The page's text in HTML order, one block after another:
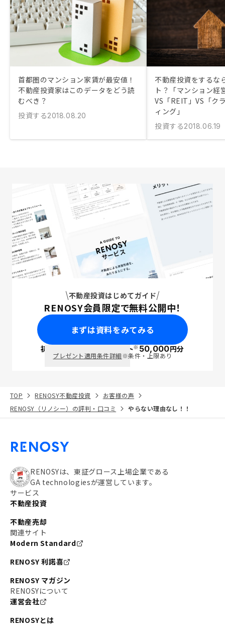
首都圏のマンション家賃が最安値！
不動産投資家はこのデータをどう読
むべき？
投資する2018.08.20
不動産投資をするな
ト？「マンション経
VS「REIT」VS「ク
ィング」
投資する2018.06.19
不動産投資はじめてガイド
RENOSY会員限定で無料公開中！
まずは資料をみてみる
初回面談で ポイント※50,000円分
プレゼント適用条件詳細※条件・上限あり
TOP RENOSY不動産投資
お客様の声
RENOSY（リノシー）の評判・口コミ
やらない理由なし！！
RENOSYは、東証グロース上場企業である
GA technologiesが運営しています。
サービス
不動産投資
不動産売却
関連サイト
Modern Standard
RENOSY 利諾喜
RENOSY マガジン
RENOSYについて
運営会社
RENOSYとは